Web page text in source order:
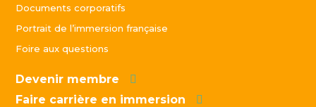
Documents corporatifs
Portrait de l’immersion française
Foire aux questions
Devenir membre
Faire carrière en immersion